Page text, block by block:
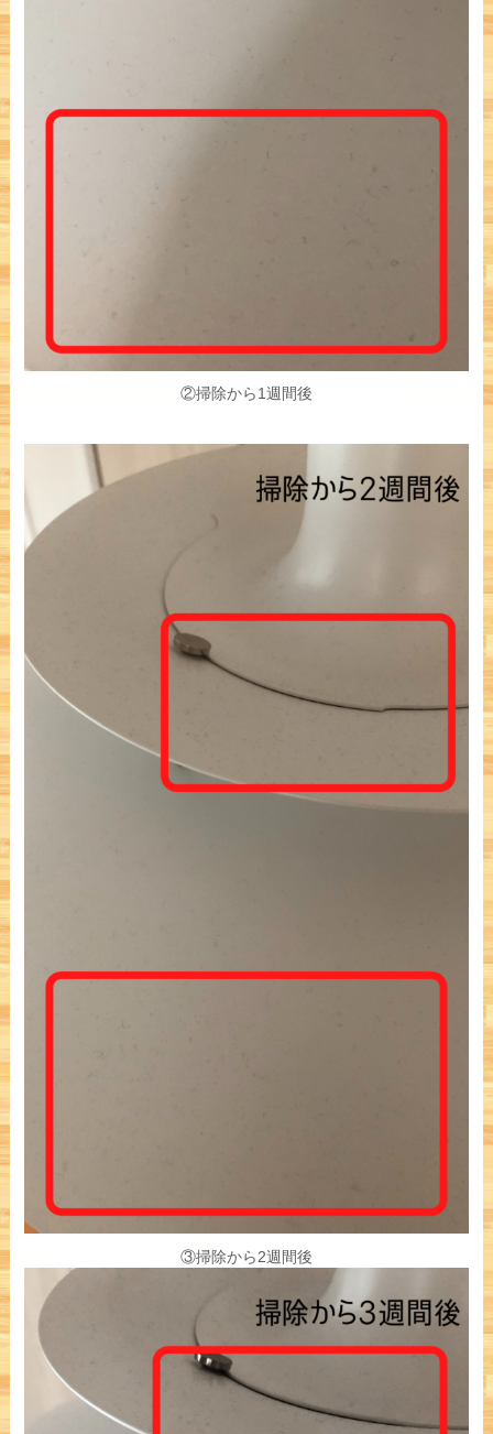
②掃除から1週間後
③掃除から2週間後